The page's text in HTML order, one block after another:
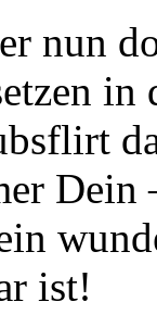
nun
in
Dein
ist!